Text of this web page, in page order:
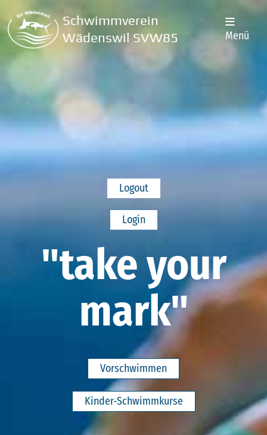
Schwimmverein
Wädenswil SVW85
Menü
Logout
Login
"take your
mark"
Vorschwimmen
Kinder-Schwimmkurse